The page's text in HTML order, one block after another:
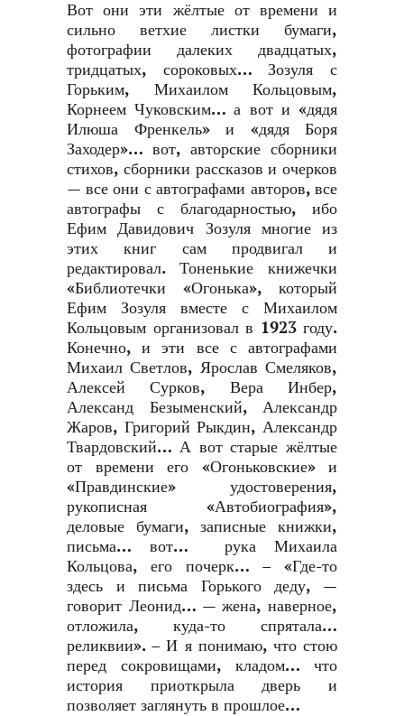
Вот они эти жёлтые от времени и
сильно ветхие листки бумаги,
фотографии далеких двадцатых,
тридцатых, сороковых… Зозуля с
Горьким, Михаилом Кольцовым,
Корнеем Чуковским… а вот и «дядя
Илюша Френкель» и «дядя Боря
Заходер»… вот, авторские сборники
стихов, сборники рассказов и очерков
— все они с автографами авторов, все
автографы с благодарностью, ибо
Ефим Давидович Зозуля многие из
этих книг сам продвигал и
редактировал. Тоненькие книжечки
«Библиотечки «Огонька», который
Ефим Зозуля вместе с Михаилом
Кольцовым организовал в 1923 году.
Конечно, и эти все с автографами
Михаил Светлов, Ярослав Смеляков,
Алексей Сурков, Вера Инбер,
Александ Безыменский, Александр
Жаров, Григорий Рыкдин, Александр
Твардовский… А вот старые жёлтые
от времени его «Огоньковские» и
«Правдинские» удостоверения,
рукописная «Автобиография»,
деловые бумаги, записные книжки,
письма… вот… рука Михаила
Кольцова, его почерк… – «Где-то
здесь и письма Горького деду, —
говорит Леонид… — жена, наверное,
отложила, куда-то спрятала…
реликвии». – И я понимаю, что стою
перед сокровищами, кладом… что
история приоткрыла дверь и
позволяет заглянуть в прошлое…